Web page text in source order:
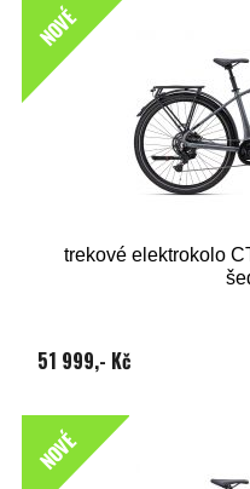
NOVÉ
trekové elektrokolo
51 999,- Kč
NOVÉ